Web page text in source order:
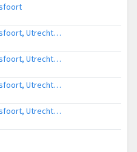
Politiehelikopter naar Amersfoort, Utrechtseweg
Politiehelikopter naar Amersfoort, Utrechtseweg
Politiehelikopter naar Amersfoort, Utrechtseweg
Politiehelikopter naar Amersfoort, Utrechtseweg